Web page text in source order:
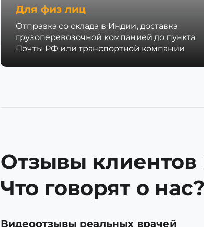
Для физ лиц
Отправка со склада в Индии, доставка
грузоперевозочной компанией до пункта
Почты РФ или транспортной компании
Отзывы клиентов
Что говорят о нас?
Видеоотзывы реальных врачей